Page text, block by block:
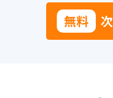
無料